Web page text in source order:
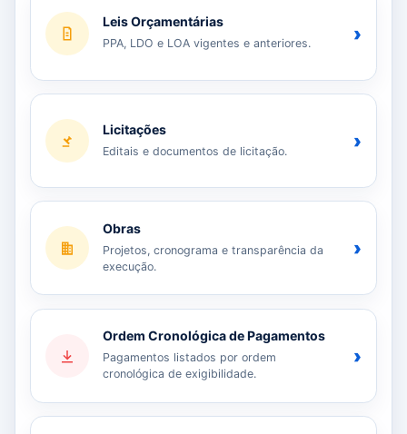
Leis Orçamentárias
PPA, LDO e LOA vigentes e anteriores. ›
Licitações
Editais e documentos de licitação. ›
Obras
Projetos, cronograma e transparência da
execução.
›
Ordem Cronológica de Pagamentos
Pagamentos listados por ordem
cronológica de exigibilidade.
›